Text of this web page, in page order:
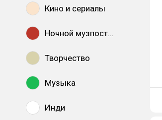
Кино и сериалы
Ночной музпостинг
Творчество
Музыка
Инди